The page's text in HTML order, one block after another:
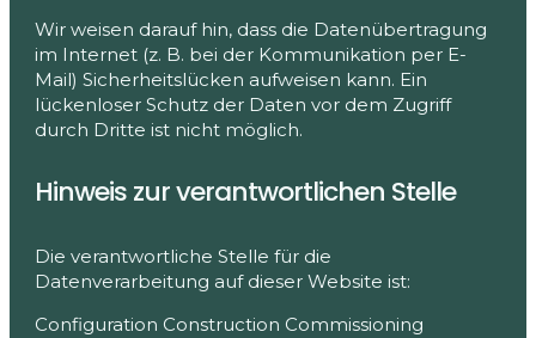
Wir weisen darauf hin, dass die Datenübertragung
im Internet (z. B. bei der Kommunikation per E-
Mail) Sicherheitslücken aufweisen kann. Ein
lückenloser Schutz der Daten vor dem Zugriff
durch Dritte ist nicht möglich.
Hinweis zur verantwortlichen Stelle
Die verantwortliche Stelle für die
Datenverarbeitung auf dieser Website ist:
Configuration Construction Commissioning